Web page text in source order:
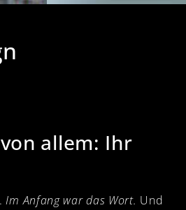
allem: Ihr
Im Anfang war das Wort. Und